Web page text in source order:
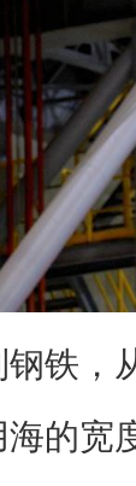
铁，
海的宽